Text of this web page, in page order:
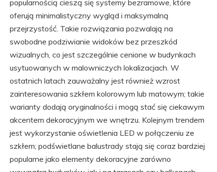
popularnością cieszą się systemy bezramowe, które
oferują minimalistyczny wygląd i maksymalną
przejrzystość. Takie rozwiązania pozwalają na
swobodne podziwianie widoków bez przeszkód
wizualnych, co jest szczególnie cenione w budynkach
usytuowanych w malowniczych lokalizacjach. W
ostatnich latach zauważalny jest również wzrost
zainteresowania szkłem kolorowym lub matowym; takie
warianty dodają oryginalności i mogą stać się ciekawym
akcentem dekoracyjnym we wnętrzu. Kolejnym trendem
jest wykorzystanie oświetlenia LED w połączeniu ze
szkłem; podświetlane balustrady stają się coraz bardziej
popularne jako elementy dekoracyjne zarówno